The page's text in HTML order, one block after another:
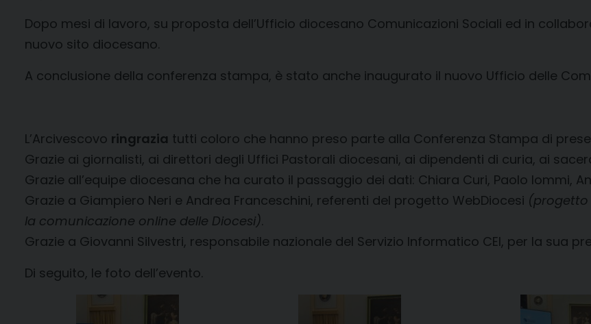
Dopo mesi di lavoro, su proposta dell’Ufficio diocesano Comunicazioni Sociali ed in
nuovo sito diocesano.
A conclusione della conferenza stampa, è stato anche inaugurato il nuovo Ufficio delle
L’Arcivescovo ringrazia tutti coloro che hanno preso parte alla Conferenza Stampa di
Grazie ai giornalisti, ai direttori degli Uffici Pastorali diocesani, ai dipendenti di curia, ai
Grazie all’equipe diocesana che ha curato il passaggio dei dati: Chiara Curi, Paolo Iommi,
Grazie a Giampiero Neri e Andrea Franceschini, referenti del progetto WebDiocesi (progetto
la comunicazione online delle Diocesi).
Grazie a Giovanni Silvestri, responsabile nazionale del Servizio Informatico CEI, per la sua
Di seguito, le foto dell’evento.